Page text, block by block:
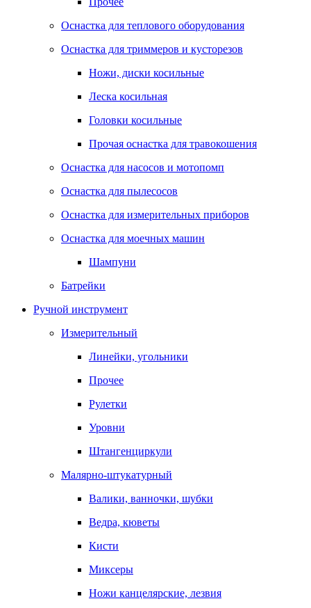
Оснастка для теплового оборудования
Оснастка для триммеров и кусторезов
Ножи, диски косильные
Леска косильная
Головки косильные
Прочая оснастка для травокошения
Оснастка для насосов и мотопомп
Оснастка для пылесосов
Оснастка для измерительных приборов
Оснастка для моечных машин
Шампуни
Батрейки
Ручной инструмент
Измерительный
Линейки, угольники
Прочее
Рулетки
Уровни
Штангенциркули
Малярно-штукатурный
Валики, ванночки, шубки
Ведра, кюветы
Кисти
Миксеры
Ножи канцелярские, лезвия